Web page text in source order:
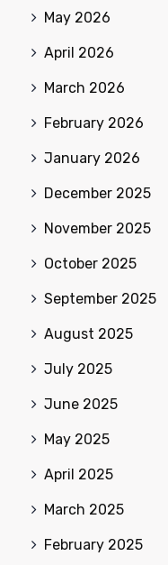
May 2026
April 2026
March 2026
February 2026
January 2026
December 2025
November 2025
October 2025
September 2025
August 2025
July 2025
June 2025
May 2025
April 2025
March 2025
February 2025